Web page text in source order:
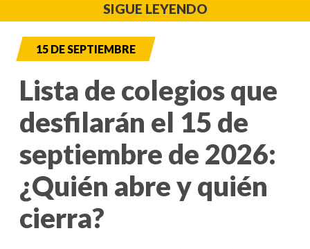
SIGUE LEYENDO
15 DE SEPTIEMBRE
Lista de colegios que
desfilarán el 15 de
septiembre de 2026:
¿Quién abre y quién
cierra?